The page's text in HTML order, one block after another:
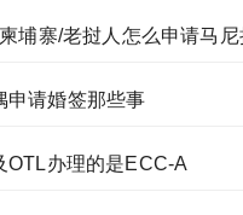
埔寨/老挝人怎么申请马
申请婚签那些事
OTL办理的是ECC-A